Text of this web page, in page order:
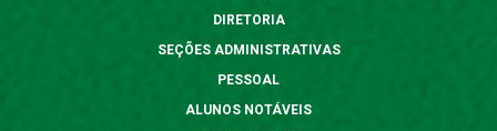
DIRETORIA
SEÇÕES ADMINISTRATIVAS
PESSOAL
ALUNOS NOTÁVEIS